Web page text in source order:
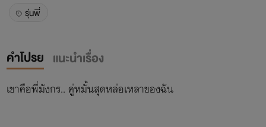
รุ่นพี่
คำโปรย แนะนำเรื่อง
เขาคือพี่มังกร.. คู่หมั้นสุดหล่อเหลาของฉัน